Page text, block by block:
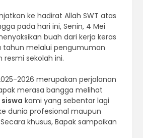
ke hadirat Allah SWT atas
pada hari ini, Senin, 4 Mei
buah dari kerja keras
tahun melalui pengumuman
resmi sekolah ini.
2026 merupakan perjalanan
merasa bangga melihat
siswa kami yang sebentar lagi
dunia profesional maupun
khusus, Bapak sampaikan